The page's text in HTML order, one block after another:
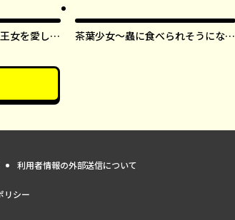
女を愛しす
茶葉少女～蟲に食べられそうになっ
利用者情報の外部送信について
リシー